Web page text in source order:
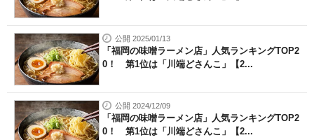
公開 2025/01/13
「福岡の味噌ラーメン店」人気ランキングTOP2
0！ 第1位は「川端どさんこ」【2...
公開 2024/12/09
「福岡の味噌ラーメン店」人気ランキングTOP2
0！ 第1位は「川端どさんこ」【2...